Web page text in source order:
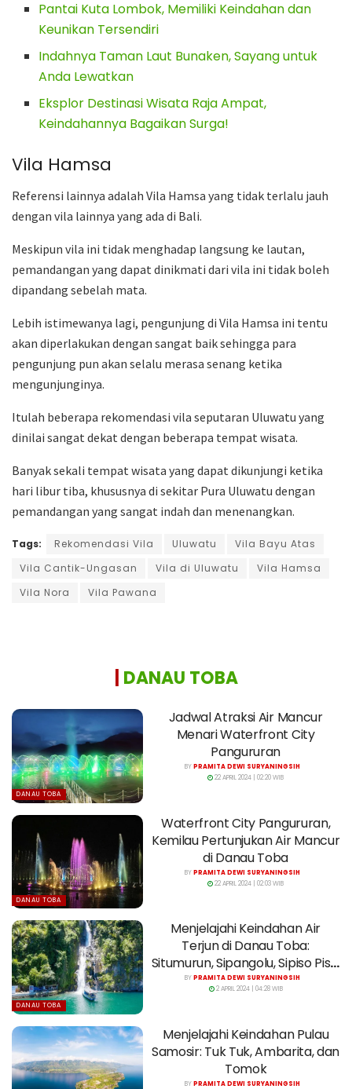
Pantai Kuta Lombok, Memiliki Keindahan dan
Keunikan Tersendiri
Indahnya Taman Laut Bunaken, Sayang untuk
Anda Lewatkan
Eksplor Destinasi Wisata Raja Ampat,
Keindahannya Bagaikan Surga!
Vila Hamsa
Referensi lainnya adalah Vila Hamsa yang tidak terlalu jauh
dengan vila lainnya yang ada di Bali.
Meskipun vila ini tidak menghadap langsung ke lautan,
pemandangan yang dapat dinikmati dari vila ini tidak boleh
dipandang sebelah mata.
Lebih istimewanya lagi, pengunjung di Vila Hamsa ini tentu
akan diperlakukan dengan sangat baik sehingga para
pengunjung pun akan selalu merasa senang ketika
mengunjunginya.
Itulah beberapa rekomendasi vila seputaran Uluwatu yang
dinilai sangat dekat dengan beberapa tempat wisata.
Banyak sekali tempat wisata yang dapat dikunjungi ketika
hari libur tiba, khususnya di sekitar Pura Uluwatu dengan
pemandangan yang sangat indah dan menenangkan.
Tags: Rekomendasi Vila Uluwatu
Vila Bayu Atas
Vila Cantik-Ungasan
Vila di Uluwatu
Vila Hamsa
Vila Nora
Vila Pawana
DANAU TOBA
DANAU TOBA
Jadwal Atraksi Air Mancur
Menari Waterfront City
Pangururan
BYPRAMITA DEWI SURYANINGSIH
22 APRIL 2024 | 02:20 WIB
DANAU TOBA
Waterfront City Pangururan,
Kemilau Pertunjukan Air Mancur
di Danau Toba
BYPRAMITA DEWI SURYANINGSIH
22 APRIL 2024 | 02:03 WIB
DANAU TOBA
Menjelajahi Keindahan Air
Terjun di Danau Toba:
Situmurun, Sipangolu, Sipiso Piso,
dan Janji
BYPRAMITA DEWI SURYANINGSIH
2 APRIL 2024 | 04:28 WIB
Menjelajahi Keindahan Pulau
Samosir: Tuk Tuk, Ambarita, dan
Tomok
BYPRAMITA DEWI SURYANINGSIH